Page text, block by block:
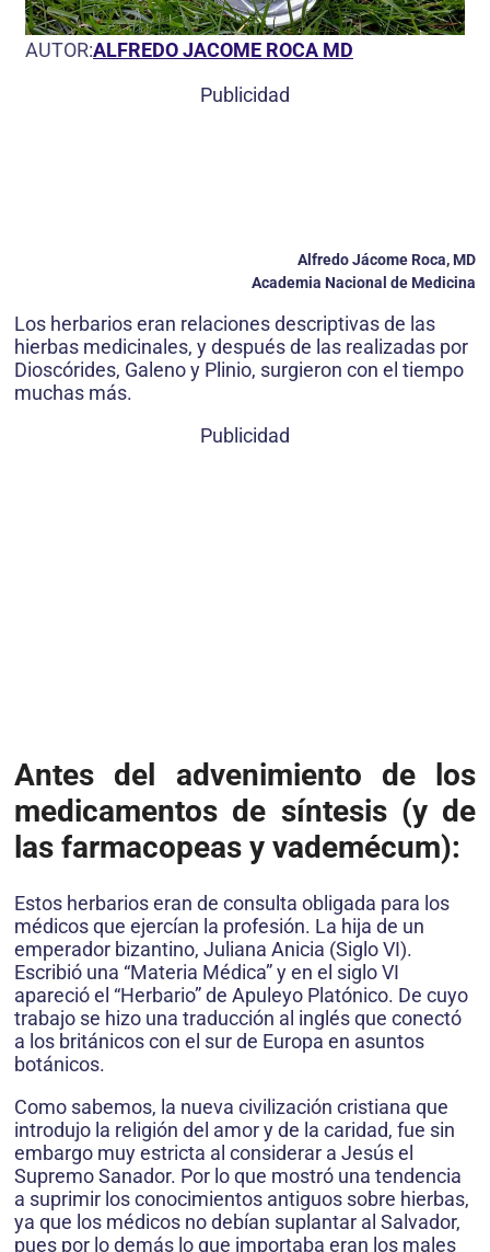
AUTOR:ALFREDO JACOME ROCA MD
Publicidad
Alfredo Jácome Roca, MD
Academia Nacional de Medicina
Los herbarios eran relaciones descriptivas de las
hierbas medicinales, y después de las realizadas por
Dioscórides, Galeno y Plinio, surgieron con el tiempo
muchas más.
Publicidad
Antes del advenimiento de los
medicamentos de síntesis (y de
las farmacopeas y vademécum):
Estos herbarios eran de consulta obligada para los
médicos que ejercían la profesión. La hija de un
emperador bizantino, Juliana Anicia (Siglo VI).
Escribió una “Materia Médica” y en el siglo VI
apareció el “Herbario” de Apuleyo Platónico. De cuyo
trabajo se hizo una traducción al inglés que conectó
a los británicos con el sur de Europa en asuntos
botánicos.
Como sabemos, la nueva civilización cristiana que
introdujo la religión del amor y de la caridad, fue sin
embargo muy estricta al considerar a Jesús el
Supremo Sanador. Por lo que mostró una tendencia
a suprimir los conocimientos antiguos sobre hierbas,
ya que los médicos no debían suplantar al Salvador,
pues por lo demás lo que importaba eran los males